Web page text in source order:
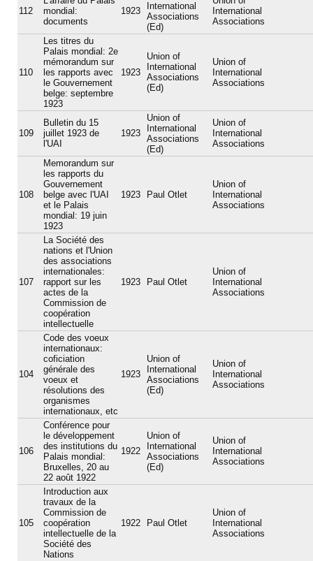
112
mondial:
documents
1923
International
Associations
(Ed)
International
Associations
110
Les titres du
Palais mondial: 2e
mémorandum sur
les rapports avec
le Gouvernement
belge: septembre
1923
1923
Union of
International
Associations
(Ed)
Union of
International
Associations
109
Bulletin du 15
juillet 1923 de
l'UAI
1923
Union of
International
Associations
(Ed)
Union of
International
Associations
108
Memorandum sur
les rapports du
Gouvernement
belge avec l'UAI
et le Palais
mondial: 19 juin
1923
1923 Paul Otlet
Union of
International
Associations
107
La Société des
nations et l'Union
des associations
internationales:
rapport sur les
actes de la
Commission de
coopération
intellectuelle
1923 Paul Otlet
Union of
International
Associations
104
Code des voeux
internationaux:
coficiation
générale des
voeux et
résolutions des
organismes
internationaux, etc
1923
Union of
International
Associations
(Ed)
Union of
International
Associations
106
Conférence pour
le développement
des institutions du
Palais mondial:
Bruxelles, 20 au
22 août 1922
1922
Union of
International
Associations
(Ed)
Union of
International
Associations
105
Introduction aux
travaux de la
Commission de
coopération
intellectuelle de la
Société des
Nations
1922 Paul Otlet
Union of
International
Associations